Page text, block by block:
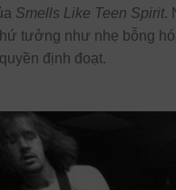
Smells Like Teen Spirit.
tưởng như nhẹ bỗng
định đoạt.